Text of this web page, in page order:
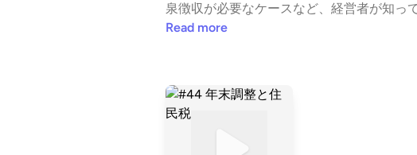
泉徴収が必要なケースなど、経営者が知っておくべき実務のポイ
象 ・対象となる業務 ・法定調書合計表の提出 ・経理実務のポイント ▼番組概
す！⁠⁠https://forms.gle/tsJdnqJTcZcUYFUe8⁠⁠ ▼パーソナリティ ・⁠⁠⁠⁠⁠畠山謙人⁠⁠⁠⁠⁠（税理士・公認会計士） ⁠⁠https://x.com/kandmybike⁠⁠
・⁠⁠⁠⁠⁠稲荷田和也⁠⁠⁠⁠⁠（StartPods） ⁠⁠https://
Read more